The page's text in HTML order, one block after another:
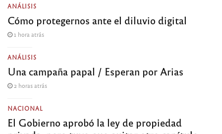
ANÁLISIS
Cómo protegernos ante el diluvio digital
1 hora atrás
ANÁLISIS
Una campaña papal / Esperan por Arias
2 horas atrás
NACIONAL
El Gobierno aprobó la ley de propiedad